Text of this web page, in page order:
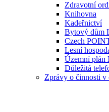
Zdravotní
Knihovna
Kadeřnictví
Bytový dům
Czech
Lesní
Územní plán
Důležitá
Zprávy o činnosti v